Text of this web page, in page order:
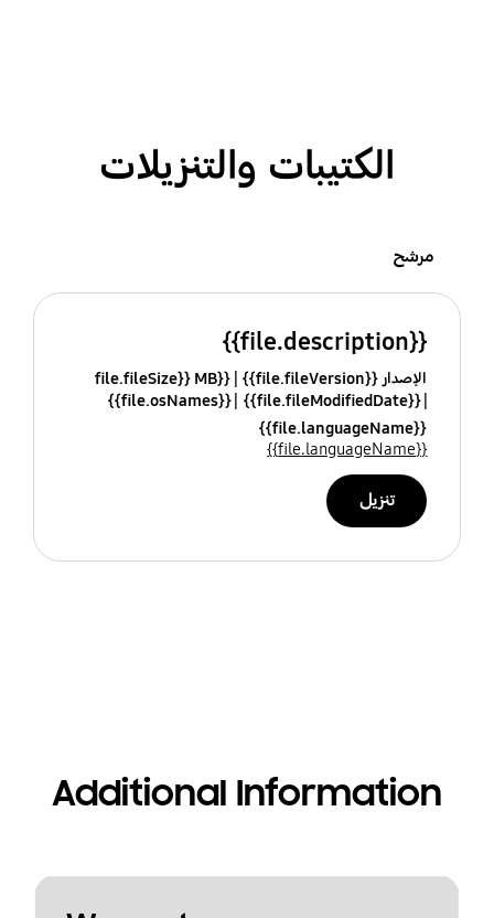
الكتيبات والتنزيلات
مرشح
{{file.description}}
الإصدار {{file.fileVersion}}
{{file.fileSize}} MB
{{file.fileModifiedDate}}
{{file.osNames}}
{{file.languageName}}
{{file.languageName}}
تنزيل
Additional Information